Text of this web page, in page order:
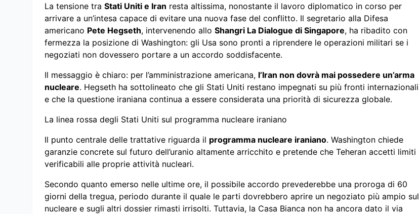
La tensione tra Stati Uniti e Iran resta altissima, nonostante il lavoro diplomatico in corso per
arrivare a un’intesa capace di evitare una nuova fase del conflitto. Il segretario alla Difesa
americano Pete Hegseth, intervenendo allo Shangri La Dialogue di Singapore, ha ribadito con
fermezza la posizione di Washington: gli Usa sono pronti a riprendere le operazioni militari se i
negoziati non dovessero portare a un accordo soddisfacente.
Il messaggio è chiaro: per l’amministrazione americana, l’Iran non dovrà mai possedere un’arma
nucleare. Hegseth ha sottolineato che gli Stati Uniti restano impegnati su più fronti internazionali
e che la questione iraniana continua a essere considerata una priorità di sicurezza globale.
La linea rossa degli Stati Uniti sul programma nucleare iraniano
Il punto centrale delle trattative riguarda il programma nucleare iraniano. Washington chiede
garanzie concrete sul futuro dell’uranio altamente arricchito e pretende che Teheran accetti limiti
verificabili alle proprie attività nucleari.
Secondo quanto emerso nelle ultime ore, il possibile accordo prevederebbe una proroga di 60
giorni della tregua, periodo durante il quale le parti dovrebbero aprire un negoziato più ampio sul
nucleare e sugli altri dossier rimasti irrisolti. Tuttavia, la Casa Bianca non ha ancora dato il via